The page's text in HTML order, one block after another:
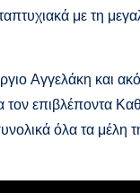
με τη
Αγγελάκη και
τον επιβλέποντα
όλα τα μέλη